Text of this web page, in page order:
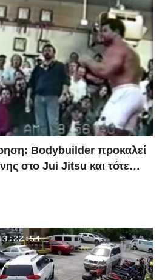
Bodybuilder προκαλεί
στο Jui Jitsu και τότε…